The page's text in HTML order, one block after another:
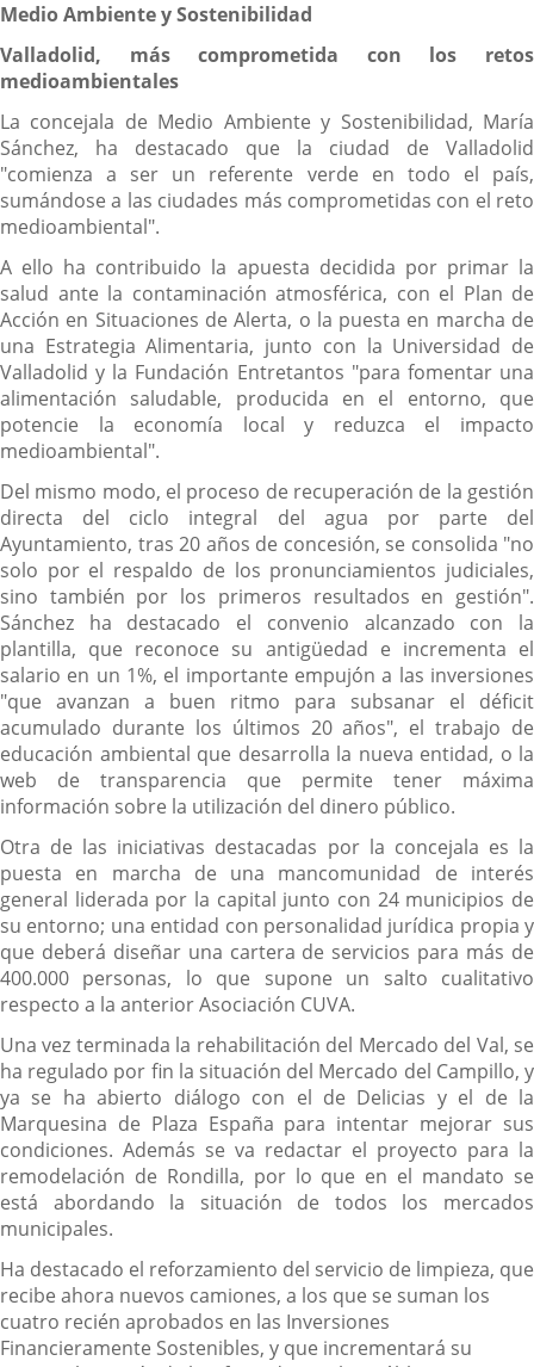
Medio Ambiente y Sostenibilidad
Valladolid, más comprometida con los retos
medioambientales
La concejala de Medio Ambiente y Sostenibilidad, María
Sánchez, ha destacado que la ciudad de Valladolid
"comienza a ser un referente verde en todo el país,
sumándose a las ciudades más comprometidas con el reto
medioambiental".
A ello ha contribuido la apuesta decidida por primar la
salud ante la contaminación atmosférica, con el Plan de
Acción en Situaciones de Alerta, o la puesta en marcha de
una Estrategia Alimentaria, junto con la Universidad de
Valladolid y la Fundación Entretantos "para fomentar una
alimentación saludable, producida en el entorno, que
potencie la economía local y reduzca el impacto
medioambiental".
Del mismo modo, el proceso de recuperación de la gestión
directa del ciclo integral del agua por parte del
Ayuntamiento, tras 20 años de concesión, se consolida "no
solo por el respaldo de los pronunciamientos judiciales,
sino también por los primeros resultados en gestión".
Sánchez ha destacado el convenio alcanzado con la
plantilla, que reconoce su antigüedad e incrementa el
salario en un 1%, el importante empujón a las inversiones
"que avanzan a buen ritmo para subsanar el déficit
acumulado durante los últimos 20 años", el trabajo de
educación ambiental que desarrolla la nueva entidad, o la
web de transparencia que permite tener máxima
información sobre la utilización del dinero público.
Otra de las iniciativas destacadas por la concejala es la
puesta en marcha de una mancomunidad de interés
general liderada por la capital junto con 24 municipios de
su entorno; una entidad con personalidad jurídica propia y
que deberá diseñar una cartera de servicios para más de
400.000 personas, lo que supone un salto cualitativo
respecto a la anterior Asociación CUVA.
Una vez terminada la rehabilitación del Mercado del Val, se
ha regulado por fin la situación del Mercado del Campillo, y
ya se ha abierto diálogo con el de Delicias y el de la
Marquesina de Plaza España para intentar mejorar sus
condiciones. Además se va redactar el proyecto para la
remodelación de Rondilla, por lo que en el mandato se
está abordando la situación de todos los mercados
municipales.
Ha destacado el reforzamiento del servicio de limpieza, que
recibe ahora nuevos camiones, a los que se suman los
cuatro recién aprobados en las Inversiones
Financieramente Sostenibles, y que incrementará su